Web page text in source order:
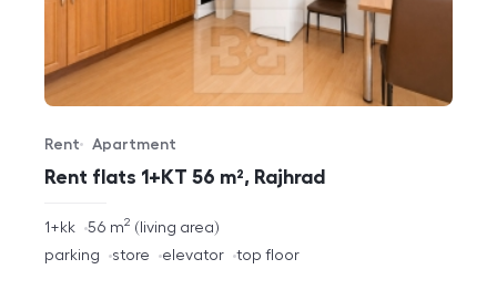
Rent flats 1+KT 56 m², Rajhrad
Offer type
Rent
Property type
Apartment
rozměry
disposition
1+kk living area
56 m2
funkce
parking store elevator top floor